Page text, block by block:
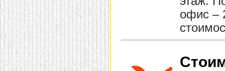
офис –